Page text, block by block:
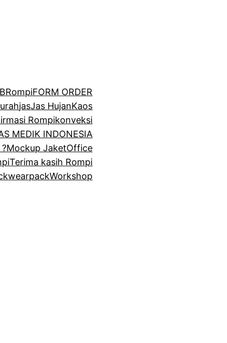
FORM ORDER
jasJas HujanKaos
Rompikonveksi
MEDIK INDONESIA
Mockup JaketOffice
Terima kasih Rompi
wearpackWorkshop